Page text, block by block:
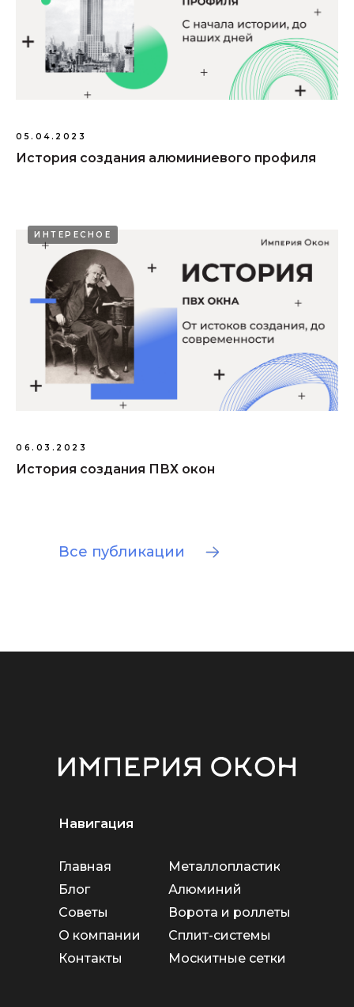
05.04.2023
История создания алюминиевого профиля
ИНТЕРЕСНОЕ
06.03.2023
История создания ПВХ окон
Все публикации
Металлопластик
Алюминий
Ворота и роллеты
Сплит-системы
Москитные сетки
Навигация
Главная
Контакты
О компании
Советы
Блог